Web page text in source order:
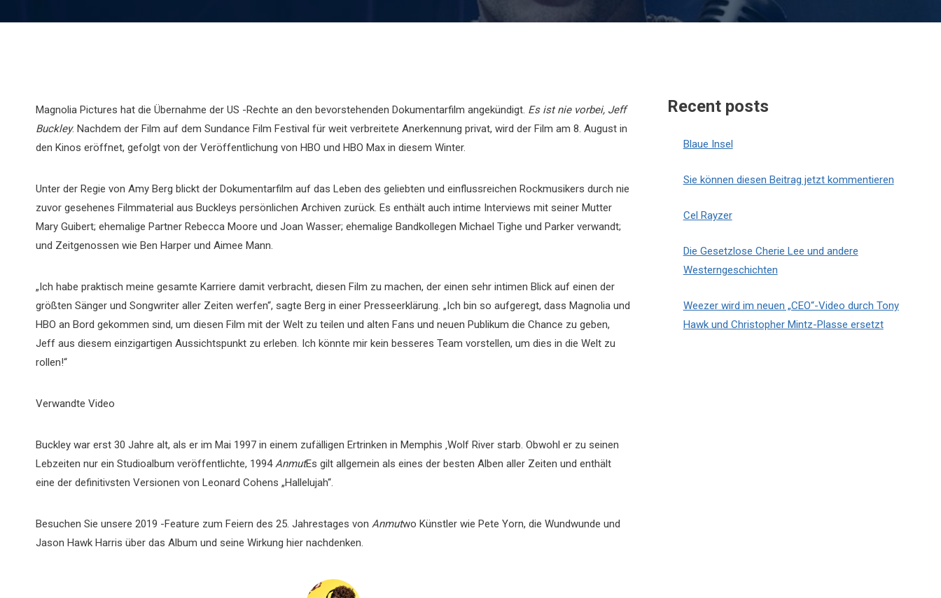
Magnolia Pictures hat die Übernahme der US -Rechte an den bevorstehenden Dokumentarfilm angekündigt. Es ist nie vorbei, Jeff
Buckley. Nachdem der Film auf dem Sundance Film Festival für weit verbreitete Anerkennung privat, wird der Film am 8. August in
den Kinos eröffnet, gefolgt von der Veröffentlichung von HBO und HBO Max in diesem Winter.
Unter der Regie von Amy Berg blickt der Dokumentarfilm auf das Leben des geliebten und einflussreichen Rockmusikers durch nie
zuvor gesehenes Filmmaterial aus Buckleys persönlichen Archiven zurück. Es enthält auch intime Interviews mit seiner Mutter
Mary Guibert; ehemalige Partner Rebecca Moore und Joan Wasser; ehemalige Bandkollegen Michael Tighe und Parker verwandt;
und Zeitgenossen wie Ben Harper und Aimee Mann.
„Ich habe praktisch meine gesamte Karriere damit verbracht, diesen Film zu machen, der einen sehr intimen Blick auf einen der
größten Sänger und Songwriter aller Zeiten werfen“, sagte Berg in einer Presseerklärung. „Ich bin so aufgeregt, dass Magnolia und
HBO an Bord gekommen sind, um diesen Film mit der Welt zu teilen und alten Fans und neuen Publikum die Chance zu geben,
Jeff aus diesem einzigartigen Aussichtspunkt zu erleben. Ich könnte mir kein besseres Team vorstellen, um dies in die Welt zu
rollen!“
Verwandte Video
Buckley war erst 30 Jahre alt, als er im Mai 1997 in einem zufälligen Ertrinken in Memphis ‚Wolf River starb. Obwohl er zu seinen
Lebzeiten nur ein Studioalbum veröffentlichte, 1994AnmutEs gilt allgemein als eines der besten Alben aller Zeiten und enthält
eine der definitivsten Versionen von Leonard Cohens „Hallelujah“.
Besuchen Sie unsere 2019 -Feature zum Feiern des 25. Jahrestages von Anmutwo Künstler wie Pete Yorn, die Wundwunde und
Jason Hawk Harris über das Album und seine Wirkung hier nachdenken.
Recent posts
Blaue Insel
Sie können diesen Beitrag jetzt kommentieren
Cel Rayzer
Die Gesetzlose Cherie Lee und andere
Westerngeschichten
Weezer wird im neuen „CEO“-Video durch Tony
Hawk und Christopher Mintz-Plasse ersetzt